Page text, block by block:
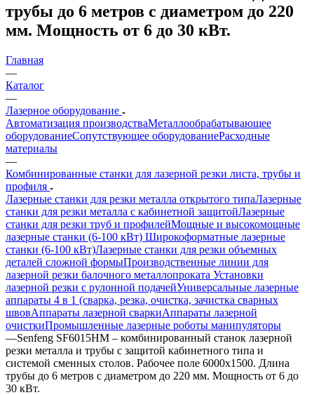
трубы до 6 метров с диаметром до 220
мм. Мощность от 6 до 30 кВт.
Главная
—
Каталог
—
Лазерное оборудование
Автоматизация производстваМеталлообрабатывающее
оборудованиеСопутствующее оборудованиеРасходные
материалы
—
Комбинированные станки для лазерной резки листа, трубы и
профиля
Лазерные станки для резки металла открытого типаЛазерные
станки для резки металла с кабинетной защитойЛазерные
станки для резки труб и профилейМощные и высокомощные
лазерные станки (6-100 кВт) Широкоформатные лазерные
станки (6-100 кВт)Лазерные станки для резки объемных
деталей сложной формыПроизводственные линии для
лазерной резки балочного металлопроката Установки
лазерной резки с рулонной подачейУниверсальные лазерные
аппараты 4 в 1 (сварка, резка, очистка, зачистка сварных
швовАппараты лазерной сваркиАппараты лазерной
очисткиПромышленные лазерные роботы манипуляторы
—Senfeng SF6015HM – комбинированный станок лазерной
резки металла и трубы с защитой кабинетного типа и
системой сменных столов. Рабочее поле 6000х1500. Длина
трубы до 6 метров с диаметром до 220 мм. Мощность от 6 до
30 кВт.